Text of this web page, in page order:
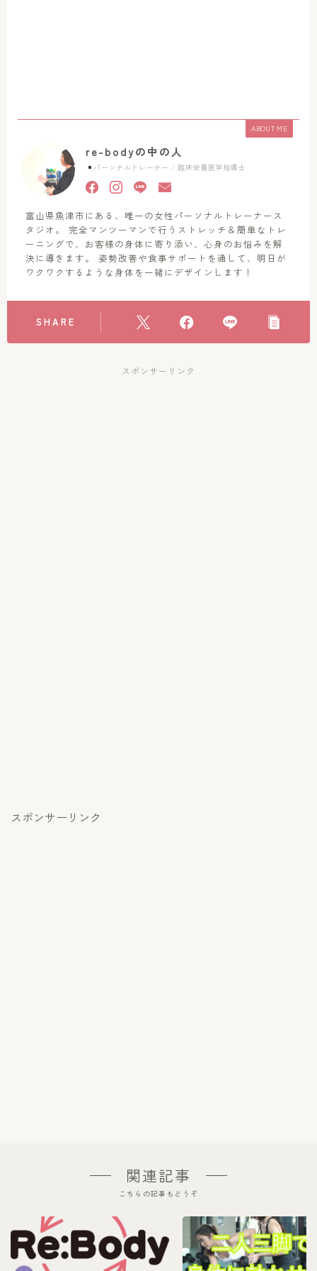
ABOUT ME
re-bodyの中の人
パーソナルトレーナー / 臨床栄養医学指導士
富山県魚津市にある、唯一の女性パーソナルトレーナース
タジオ。 完全マンツーマンで行うストレッチ＆簡単なトレ
ーニングで、お客様の身体に寄り添い、心身のお悩みを解
決に導きます。 姿勢改善や食事サポートを通して、明日が
ワクワクするような身体を一緒にデザインします！
SHARE
スポンサーリンク
スポンサーリンク
関連記事
こちらの記事もどうぞ